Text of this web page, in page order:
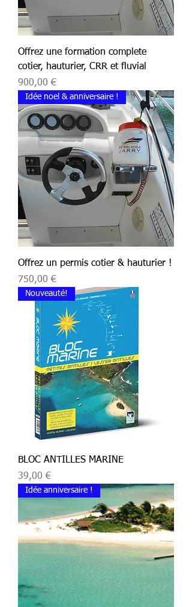
Offrez une formation complete
cotier, hauturier, CRR et fluvial
Prix
900,00 €
Idée noel & anniversaire !
Offrez un permis cotier & hauturier !
Prix
750,00 €
Nouveauté!
BLOC ANTILLES MARINE
Prix
39,00 €
Idée anniversaire !